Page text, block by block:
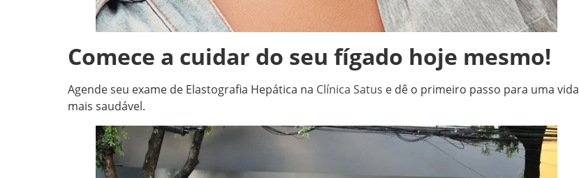
Comece a cuidar do seu fígado hoje mesmo!
Agende seu exame de Elastografia Hepática na Clínica Satus e dê o primeiro passo para uma vida
mais saudável.